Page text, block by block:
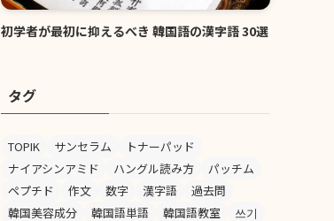
初学者が最初に抑えるべき 韓国語の漢字語 30選
タグ
TOPIK サンセラム
トナーパッド
ナイアシンアミド
ハングル読み方
パッチム
ペプチド
作文 数字 漢字語
過去問
韓国美容成分
韓国語単語 韓国語教室 쓰기